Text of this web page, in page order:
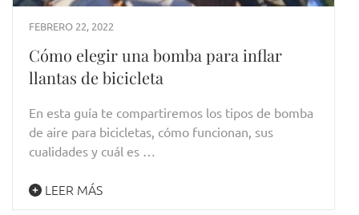
FEBRERO 22, 2022
Cómo elegir una bomba para inflar
llantas de bicicleta
En esta guía te compartiremos los tipos de bomba
de aire para bicicletas, cómo funcionan, sus
cualidades y cuál es …
LEER MÁS